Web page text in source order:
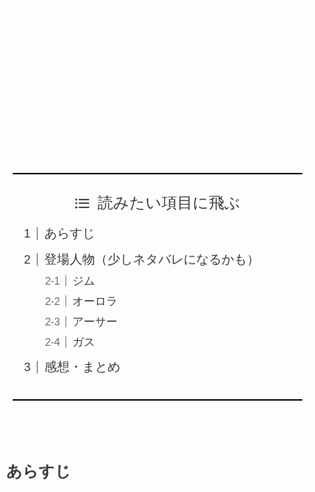
読みたい項目に飛ぶ
あらすじ
登場人物（少しネタバレになるかも）
ジム
オーロラ
アーサー
ガス
感想・まとめ
あらすじ